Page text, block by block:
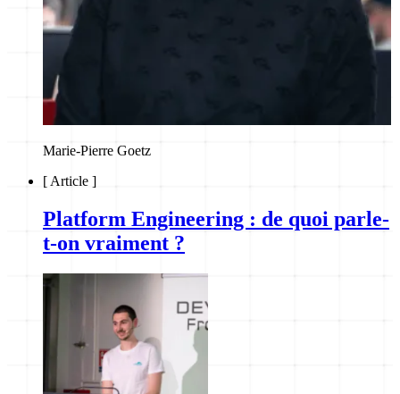
Marie-Pierre Goetz
[ Article ]
Platform Engineering : de quoi parle-
t-on vraiment ?